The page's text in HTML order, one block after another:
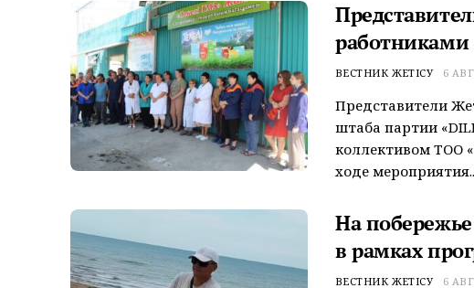
работниками
ВЕСТНИК ЖЕТІСУ 6
Представители
штаба партии
коллективом ТОО
ходе
На
в рамках
ВЕСТНИК ЖЕТІСУ 6